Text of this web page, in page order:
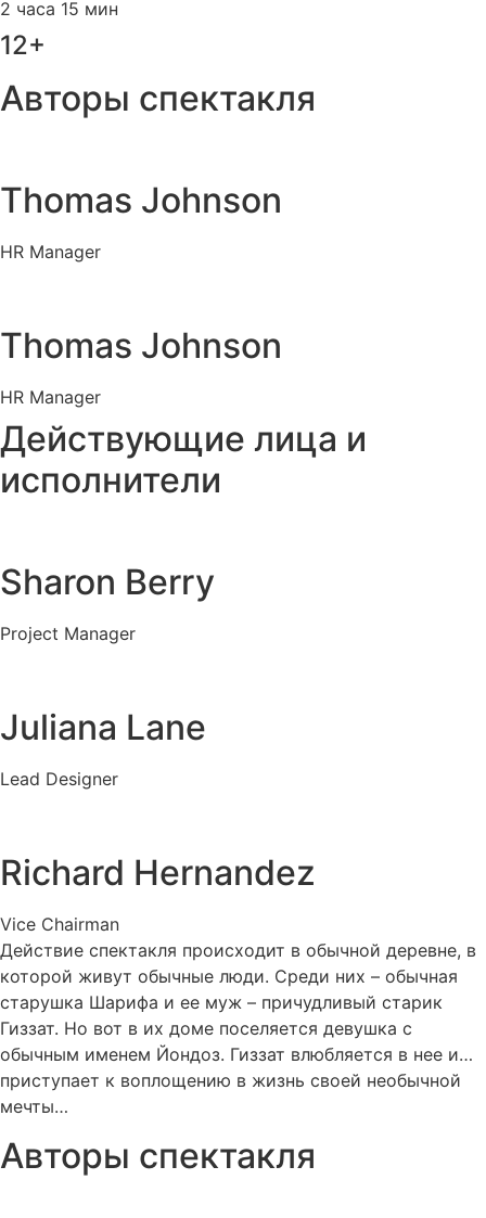
2 часа 15 мин
12+
Авторы спектакля
Thomas Johnson
HR Manager
Thomas Johnson
HR Manager
Действующие лица и
исполнители
Sharon Berry
Project Manager
Juliana Lane
Lead Designer
Richard Hernandez
Vice Chairman
Действие спектакля происходит в обычной деревне, в
которой живут обычные люди. Среди них – обычная
старушка Шарифа и ее муж – причудливый старик
Гиззат. Но вот в их доме поселяется девушка с
обычным именем Йондоз. Гиззат влюбляется в нее и…
приступает к воплощению в жизнь своей необычной
мечты…
Авторы спектакля